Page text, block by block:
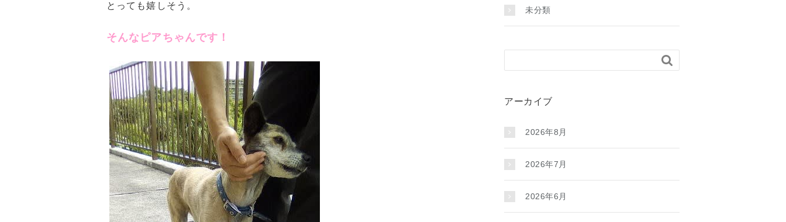
とっても嬉しそう。
そんなピアちゃんです！
未分類

アーカイブ
2026年8月
2026年7月
2026年6月